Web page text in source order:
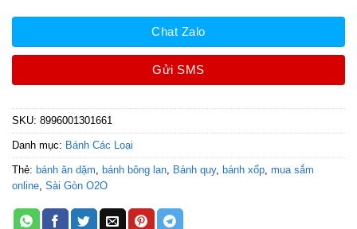
Chat Zalo
Gửi SMS
SKU: 8996001301661
Danh mục: Bánh Các Loại
Thẻ: bánh ăn dặm, bánh bông lan, Bánh quy, bánh xốp, mua sắm
online, Sài Gòn O2O